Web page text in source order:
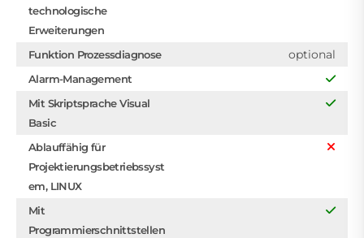
technologische
Erweiterungen
Funktion Prozessdiagnose optional
Alarm-Management
Mit Skriptsprache Visual
Basic
Ablauffähig für
Projektierungsbetriebssyst
em, LINUX
Mit
Programmierschnittstellen